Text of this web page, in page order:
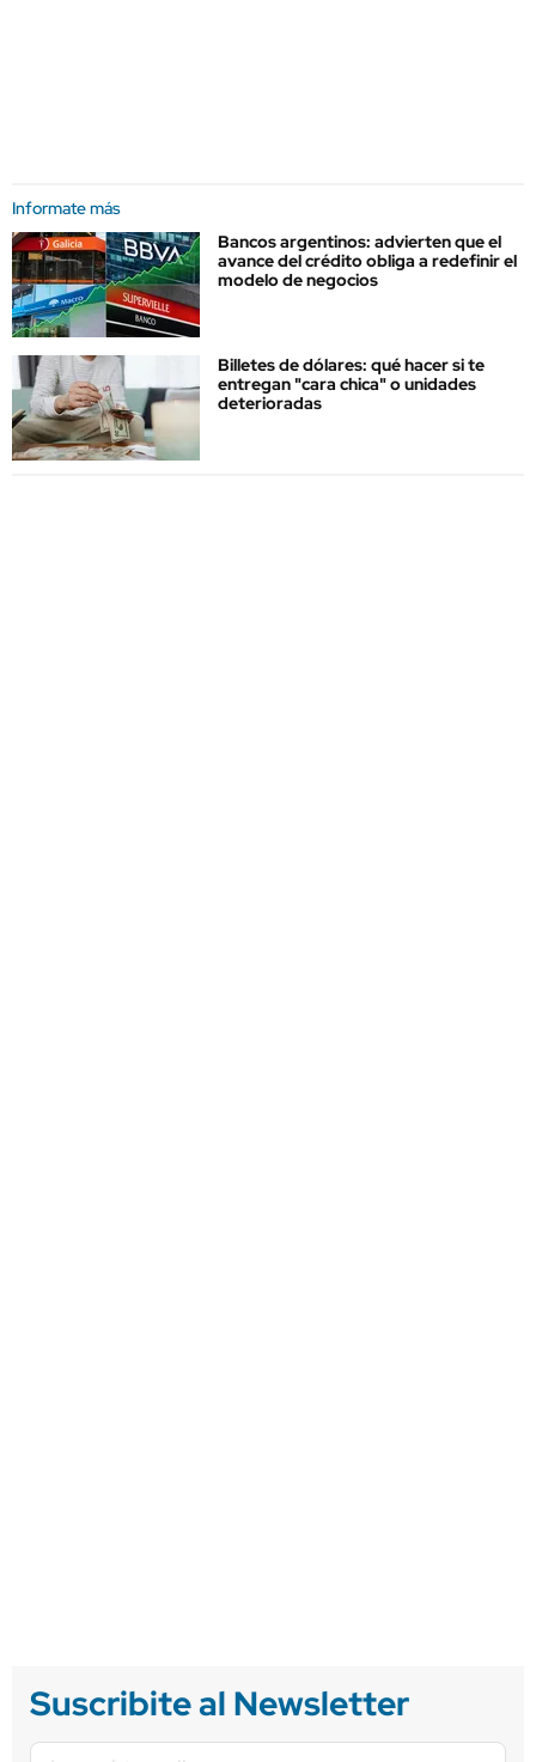
Informate más
Bancos argentinos: advierten que el
avance del crédito obliga a redefinir el
modelo de negocios
Billetes de dólares: qué hacer si te
entregan "cara chica" o unidades
deterioradas
Suscribite al Newsletter